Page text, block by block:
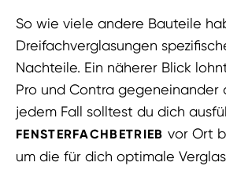
So wie viele andere Bauteile
Dreifachverglasungen
Nachteile. Ein näherer Blick
Pro und Contra gegeneinander
jedem Fall solltest du dich
FENSTERFACHBETRIEB vor Ort
um die für dich optimale